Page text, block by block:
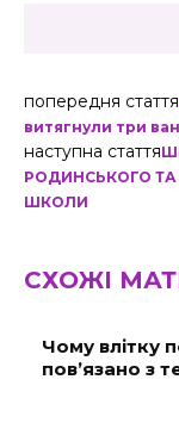
попередня стаття
витягнули три
наступна стаття
РОДИНСЬКОГО
ШКОЛИ
СХОЖІ
Чому влітку
пов’язано з